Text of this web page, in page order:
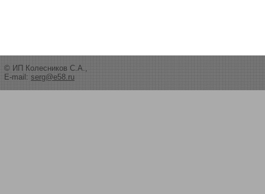
© ИП Колесников С.А.,
E-mail: serg@e58.ru